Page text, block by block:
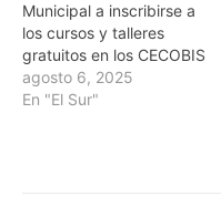
Municipal a inscribirse a
los cursos y talleres
gratuitos en los CECOBIS
agosto 6, 2025
En "El Sur"